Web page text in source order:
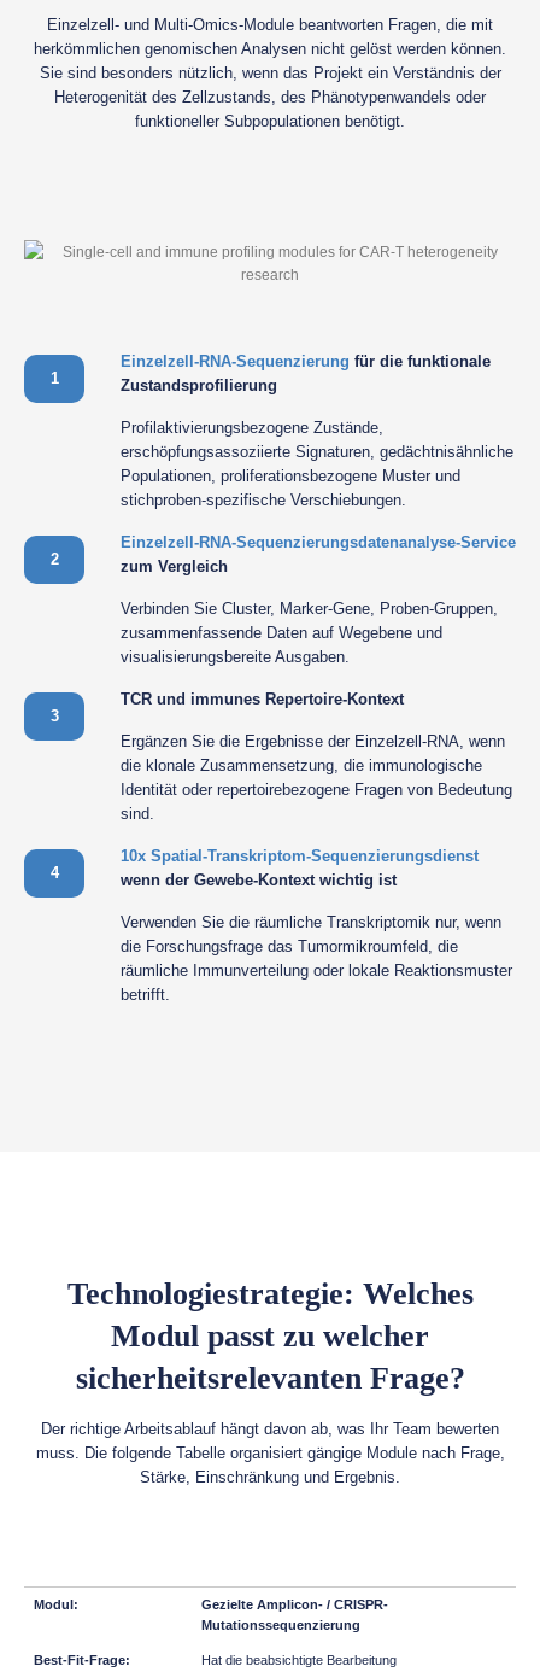
Einzelzell- und Multi-Omics-Module beantworten Fragen, die mit
herkömmlichen genomischen Analysen nicht gelöst werden können.
Sie sind besonders nützlich, wenn das Projekt ein Verständnis der
Heterogenität des Zellzustands, des Phänotypenwandels oder
funktioneller Subpopulationen benötigt.
1
Einzelzell-RNA-Sequenzierung für die funktionale
Zustandsprofilierung
Profilaktivierungsbezogene Zustände,
erschöpfungsassoziierte Signaturen, gedächtnisähnliche
Populationen, proliferationsbezogene Muster und
stichproben-spezifische Verschiebungen.
2
Einzelzell-RNA-Sequenzierungsdatenanalyse-Service
zum Vergleich
Verbinden Sie Cluster, Marker-Gene, Proben-Gruppen,
zusammenfassende Daten auf Wegebene und
visualisierungsbereite Ausgaben.
3
TCR und immunes Repertoire-Kontext
Ergänzen Sie die Ergebnisse der Einzelzell-RNA, wenn
die klonale Zusammensetzung, die immunologische
Identität oder repertoirebezogene Fragen von Bedeutung
sind.
4
10x Spatial-Transkriptom-Sequenzierungsdienst
wenn der Gewebe-Kontext wichtig ist
Verwenden Sie die räumliche Transkriptomik nur, wenn
die Forschungsfrage das Tumormikroumfeld, die
räumliche Immunverteilung oder lokale Reaktionsmuster
betrifft.
Technologiestrategie: Welches
Modul passt zu welcher
sicherheitsrelevanten Frage?
Der richtige Arbeitsablauf hängt davon ab, was Ihr Team bewerten
muss. Die folgende Tabelle organisiert gängige Module nach Frage,
Stärke, Einschränkung und Ergebnis.
Gezielte Amplicon- / CRISPR-
Mutationssequenzierung
Hat die beabsichtigte Bearbeitung